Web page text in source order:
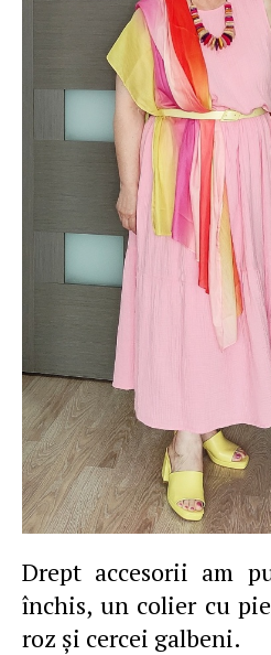
Drept accesorii am
închis, un colier cu
roz şi cercei galbeni.